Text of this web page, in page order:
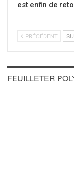
est enfin de
PRÉCÉDENT
FEUILLETER